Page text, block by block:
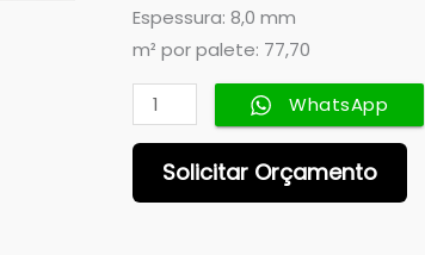
Espessura: 8,0 mm
m² por palete: 77,70
WhatsApp
Solicitar Orçamento